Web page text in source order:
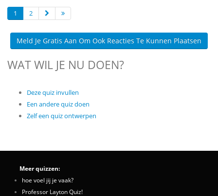
1 2
Meld Je Gratis Aan Om Ook Reacties Te Kunnen Plaatsen
WAT WIL JE NU DOEN?
Deze quiz invullen
Een andere quiz doen
Zelf een quiz ontwerpen
Meer quizzen:
hoe voel jij je vaak?
Professor Layton Quiz!